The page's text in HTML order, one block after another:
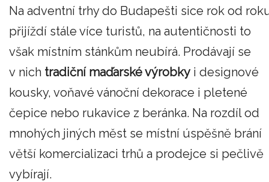
Na adventní trhy do Budapešti sice rok od
přijíždí stále více turistů, na autentičnosti to
však místním stánkům neubírá. Prodávají se
v nich tradiční maďarské výrobkyi designové
kousky, voňavé vánoční dekorace i pletené
čepice nebo rukavice z beránka. Na rozdíl od
mnohých jiných měst se místní úspěšně brání
větší komercializaci trhů a prodejce si pečlivě
vybírají.